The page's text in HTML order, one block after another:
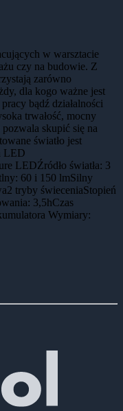
w warsztacie
czy na budowie. Z
zarówno
dla kogo ważne jest
bądź działalności
trwałość, mocny
pozwala skupić się na
światło jest
LED
LEDŹródło światła: 3
60 i 150 lmSilny
tryby świeceniaStopień
3,5hCzas
Wymiary: